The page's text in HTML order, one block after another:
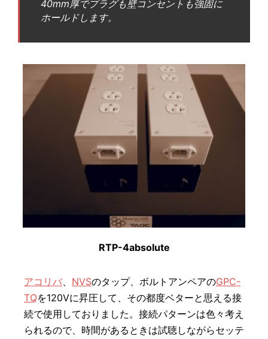
40mm厚でプラグも壁コンセントも強固に
ホールドします。
RTP-4absolute
アコリバ NVSのタップ、ボルトアンペアのGPC-
TQを120Vに昇圧して、その都度ベターと思える接
続で使用しておりました。接続パターンは色々考え
られるので、時間があるときは試聴しながらセッテ